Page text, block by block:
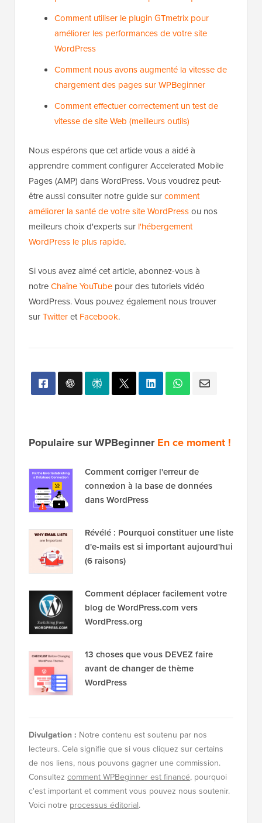
Comment utiliser le plugin GTmetrix pour
améliorer les performances de votre site
WordPress
Comment nous avons augmenté la vitesse de
chargement des pages sur WPBeginner
Comment effectuer correctement un test de
vitesse de site Web (meilleurs outils)
Nous espérons que cet article vous a aidé à
apprendre comment configurer Accelerated Mobile
Pages (AMP) dans WordPress. Vous voudrez peut-
être aussi consulter notre guide surcomment
améliorer la santé de votre site WordPressou nos
meilleurs choix d'experts sur l'hébergement
WordPress le plus rapide.
Si vous avez aimé cet article, abonnez-vous à
notreChaîne YouTube pour des tutoriels vidéo
WordPress. Vous pouvez également nous trouver
surTwitteretFacebook.
Populaire sur WPBeginnerEn ce moment !
Comment corriger l'erreur de
connexion à la base de données
dans WordPress
Révélé : Pourquoi constituer une liste
d'e-mails est si important aujourd'hui
(6 raisons)
Comment déplacer facilement votre
blog de WordPress.com vers
WordPress.org
13 choses que vous DEVEZ faire
avant de changer de thème
WordPress
Divulgation : Notre contenu est soutenu par nos
lecteurs. Cela signifie que si vous cliquez sur certains
de nos liens, nous pouvons gagner une commission.
Consultez comment WPBeginner est financé, pourquoi
c'est important et comment vous pouvez nous soutenir.
Voici notre processus éditorial.